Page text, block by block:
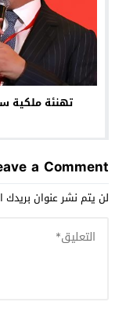
تهنئة ملكية
a Comment
لن يتم نشر عنوان بريدك